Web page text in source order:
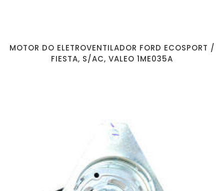
MOTOR DO ELETROVENTILADOR FORD ECOSPORT /
FIESTA, S/AC, VALEO 1ME035A